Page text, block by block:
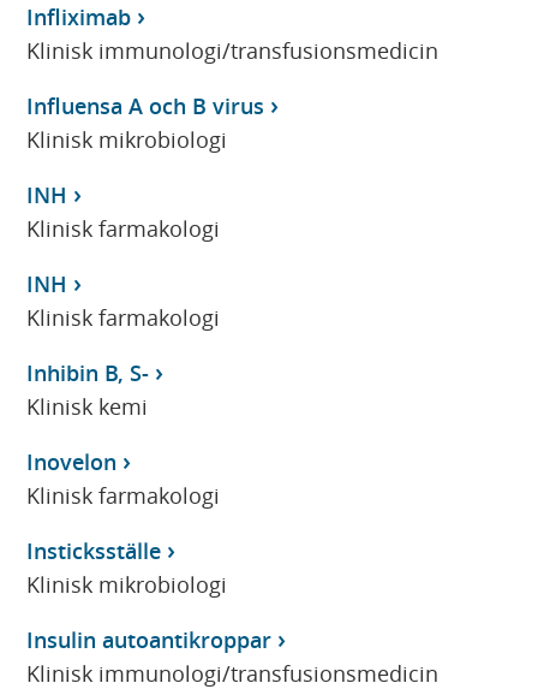
Infliximab
Klinisk immunologi/transfusionsmedicin
Influensa A och B virus
Klinisk mikrobiologi
INH
Klinisk farmakologi
INH
Klinisk farmakologi
Inhibin B, S-
Klinisk kemi
Inovelon
Klinisk farmakologi
Insticksställe
Klinisk mikrobiologi
Insulin autoantikroppar
Klinisk immunologi/transfusionsmedicin